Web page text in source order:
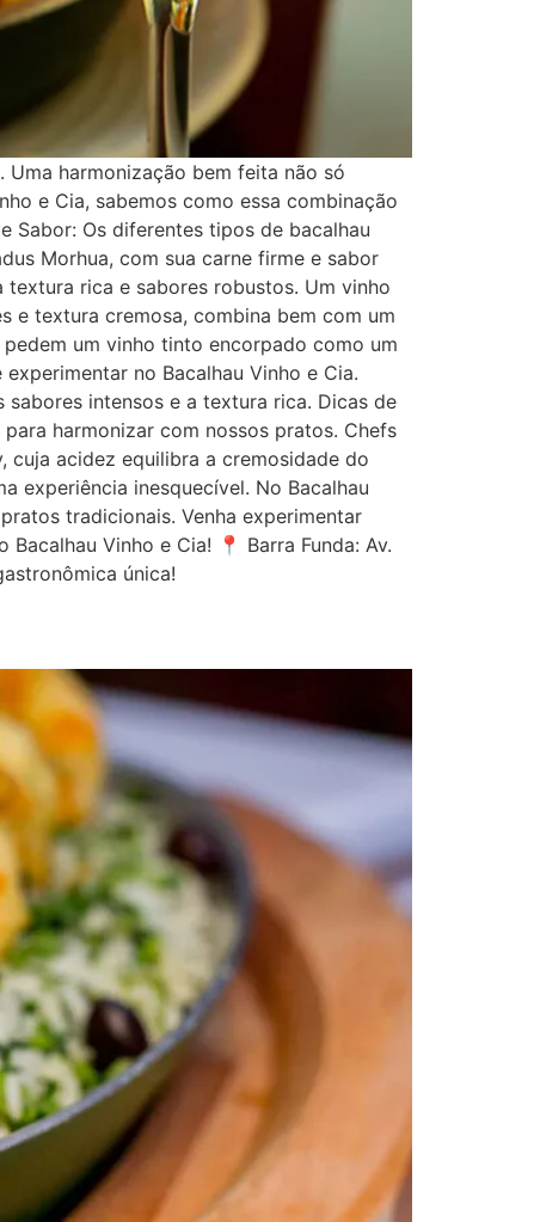
harmonização bem feita não só
e Cia, sabemos como essa combinação
Sabor: Os diferentes tipos de bacalhau
Morhua, com sua carne firme e sabor
rica e sabores robustos. Um vinho
e textura cremosa, combina bem com um
um vinho tinto encorpado como um
no Bacalhau Vinho e Cia.
intensos e a textura rica. Dicas de
harmonizar com nossos pratos. Chefs
cuja acidez equilibra a cremosidade do
experiência inesquecível. No Bacalhau
tradicionais. Venha experimentar
Vinho e Cia! 📍 Barra Funda: Av.
única!